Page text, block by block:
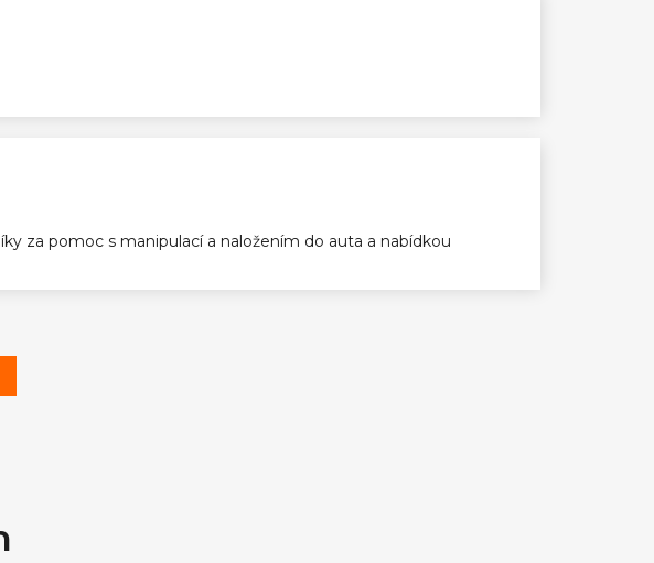
za pomoc s manipulací a naložením do auta a nabídkou